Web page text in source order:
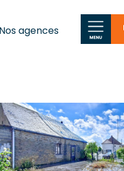
Nos agences